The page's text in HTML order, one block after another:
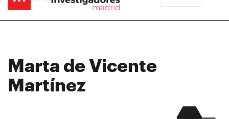
Marta de Vicente
Martínez